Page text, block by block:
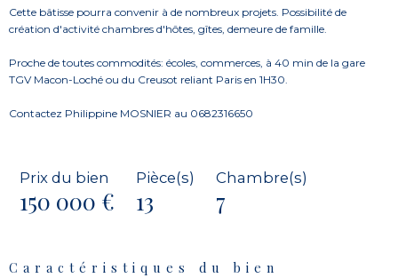
Cette bâtisse pourra convenir à de nombreux projets. Possibilité de
création d'activité chambres d'hôtes, gîtes, demeure de famille.
Proche de toutes commodités: écoles, commerces, à 40 min de la gare
TGV Macon-Loché ou du Creusot reliant Paris en 1H30.
Contactez Philippine MOSNIER au 0682316650
Prix du bien
150 000 €
Pièce(s)
13
Chambre(s)
7
Caractéristiques du bien